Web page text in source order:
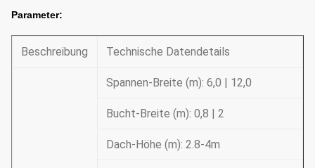
Parameter:
Beschreibung Technische Datendetails
Spannen-Breite (m): 6,0 | 12,0
Bucht-Breite (m): 0,8 | 2
Dach-Höhe (m): 2.8-4m